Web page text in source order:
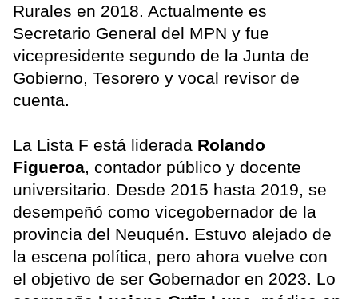
Rurales en 2018. Actualmente es
Secretario General del MPN y fue
vicepresidente segundo de la Junta de
Gobierno, Tesorero y vocal revisor de
cuenta.
La Lista F está liderada Rolando
Figueroa, contador público y docente
universitario. Desde 2015 hasta 2019, se
desempeñó como vicegobernador de la
provincia del Neuquén. Estuvo alejado de
la escena política, pero ahora vuelve con
el objetivo de ser Gobernador en 2023. Lo